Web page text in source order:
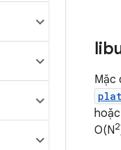
Mặc
hoặc
O(N2